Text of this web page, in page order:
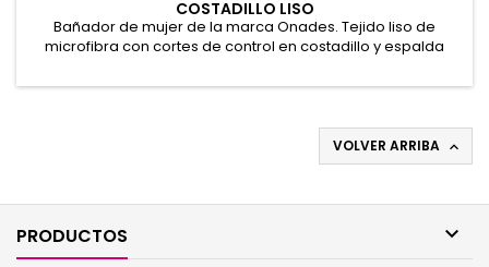
COSTADILLO LISO
Bañador de mujer de la marca Onades. Tejido liso de
microfibra con cortes de control en costadillo y espalda
control en interior completo y tirantes regulables.
VOLVER ARRIBA 
PRODUCTOS 